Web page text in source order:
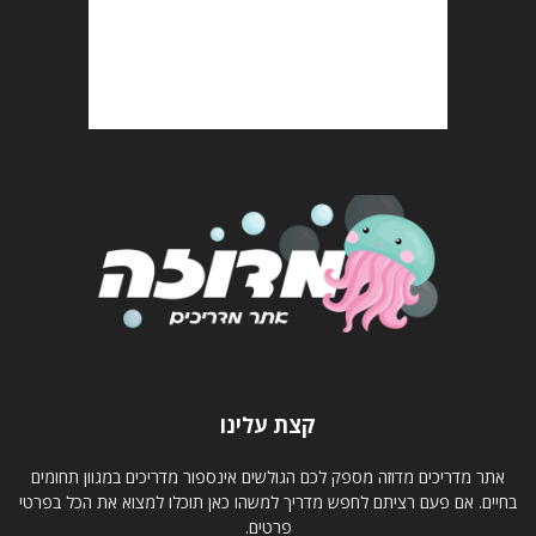
קצת עלינו
אתר מדריכים מדוזה מספק לכם הגולשים אינספור מדריכים במגוון תחומים
בחיים. אם פעם רציתם לחפש מדריך למשהו כאן תוכלו למצוא את הכל בפרטי
פרטים.